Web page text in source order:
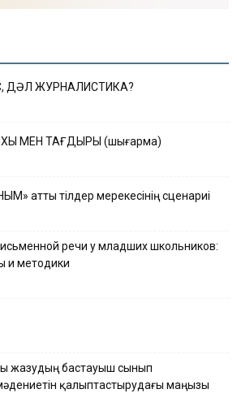
ДӘЛ ЖУРНАЛИСТИКА?
МЕН ТАҒДЫРЫ (шығарма)
атты тілдер мерекесінің сценариі
речи у младших школьников:
и методики
жазудың бастауыш сынып
қалыптастырудағы маңызы